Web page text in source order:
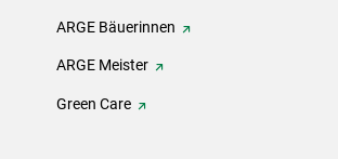
ARGE Bäuerinnen
ARGE Meister
Green Care